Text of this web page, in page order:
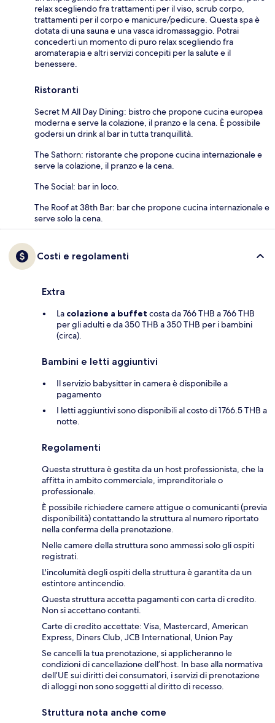
relax scegliendo fra trattamenti per il viso, scrub corpo,
trattamenti per il corpo e manicure/pedicure. Questa spa è
dotata di una sauna e una vasca idromassaggio. Potrai
concederti un momento di puro relax scegliendo fra
aromaterapia e altri servizi concepiti per la salute e il
benessere.
Ristoranti
Secret M All Day Dining: bistro che propone cucina europea
moderna e serve la colazione, il pranzo e la cena. È possibile
godersi un drink al bar in tutta tranquillità.
The Sathorn: ristorante che propone cucina internazionale e
serve la colazione, il pranzo e la cena.
The Social: bar in loco.
The Roof at 38th Bar: bar che propone cucina internazionale e
serve solo la cena.
Costi e regolamenti
Extra
La colazione a buffet costa da 766 THB a 766 THB
per gli adulti e da 350 THB a 350 THB per i bambini
(circa).
Bambini e letti aggiuntivi
Il servizio babysitter in camera è disponibile a
pagamento
I letti aggiuntivi sono disponibili al costo di 1766.5 THB a
notte.
Regolamenti
Questa struttura è gestita da un host professionista, che la
affitta in ambito commerciale, imprenditoriale o
professionale.
È possibile richiedere camere attigue o comunicanti (previa
disponibilità) contattando la struttura al numero riportato
nella conferma della prenotazione.
Nelle camere della struttura sono ammessi solo gli ospiti
registrati.
L'incolumità degli ospiti della struttura è garantita da un
estintore antincendio.
Questa struttura accetta pagamenti con carta di credito.
Non si accettano contanti.
Carte di credito accettate: Visa, Mastercard, American
Express, Diners Club, JCB International, Union Pay
Se cancelli la tua prenotazione, si applicheranno le
condizioni di cancellazione dell’host. In base alla normativa
dell’UE sui diritti dei consumatori, i servizi di prenotazione
di alloggi non sono soggetti al diritto di recesso.
Struttura nota anche come